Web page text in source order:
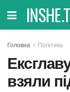
Головна Політика
взяли